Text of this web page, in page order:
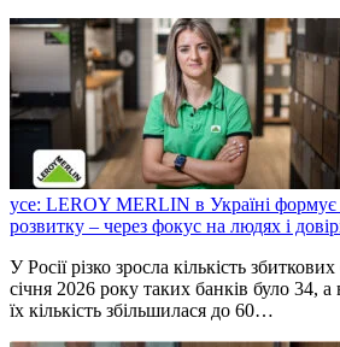
усе: LEROY MERLIN в Україні формує
розвитку – через фокус на людях і
У Росії різко зросла кількість
січня 2026 року таких банків було 34,
їх кількість збільшилася до 60…